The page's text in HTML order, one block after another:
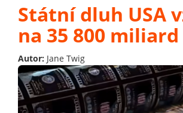
Státní dluh USA
na 35 800
Autor: Jane Twig